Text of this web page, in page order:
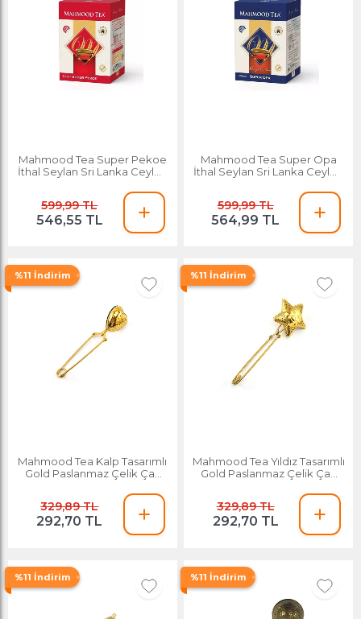
Mahmood Tea Super Pekoe
İthal Seylan Sri Lanka Ceylon
599,99 TL
546,55 TL
Mahmood Tea Super Opa
İthal Seylan Sri Lanka Ceylon
599,99 TL
564,99 TL
%11 İndirim
Mahmood Tea Kalp Tasarımlı
Gold Paslanmaz Çelik Çay
329,89 TL
292,70 TL
%11 İndirim
Mahmood Tea Yıldız Tasarımlı
Gold Paslanmaz Çelik Çay
329,89 TL
292,70 TL
%11 İndirim %11 İndirim